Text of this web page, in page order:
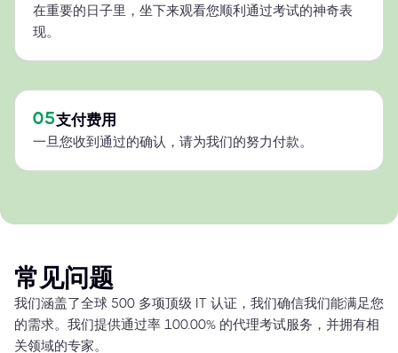
在重要的日子里，坐下来观看您顺利通过考试的神奇表
现。
05支付费用
一旦您收到通过的确认，请为我们的努力付款。
常见问题
我们涵盖了全球 500 多项顶级 IT 认证，我们确信我们能满足您
的需求。我们提供通过率 100.00% 的代理考试服务，并拥有相
关领域的专家。